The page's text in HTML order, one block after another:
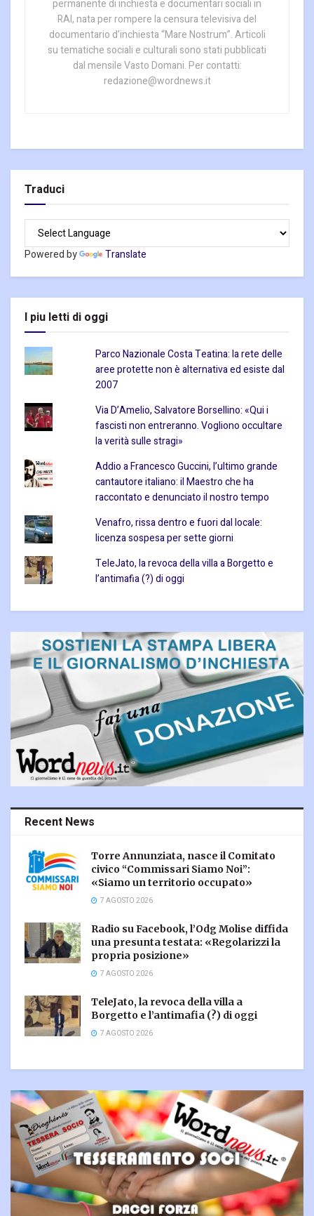
permanente di inchiesta e documentari sociali in
RAI, nata per rompere la censura televisiva del
documentario d’inchiesta “Mare Nostrum”. Articoli
su tematiche sociali e culturali sono stati pubblicati
dal mensile Vasto Domani. Per contatti:
redazione@wordnews.it
Traduci
Powered by Translate
I piu letti di oggi
Parco Nazionale Costa Teatina: la rete delle
aree protette non è alternativa ed esiste dal
2007
Via D’Amelio, Salvatore Borsellino: «Qui i
fascisti non entreranno. Vogliono occultare
la verità sulle stragi»
Addio a Francesco Guccini, l’ultimo grande
cantautore italiano: il Maestro che ha
raccontato e denunciato il nostro tempo
Venafro, rissa dentro e fuori dal locale:
licenza sospesa per sette giorni
TeleJato, la revoca della villa a Borgetto e
l’antimafia (?) di oggi
Recent News
Torre Annunziata, nasce il Comitato
civico “Commissari Siamo Noi”:
«Siamo un territorio occupato»
7 AGOSTO 2026
Radio su Facebook, l’Odg Molise diffida
una presunta testata: «Regolarizzi la
propria posizione»
7 AGOSTO 2026
TeleJato, la revoca della villa a
Borgetto e l’antimafia (?) di oggi
7 AGOSTO 2026